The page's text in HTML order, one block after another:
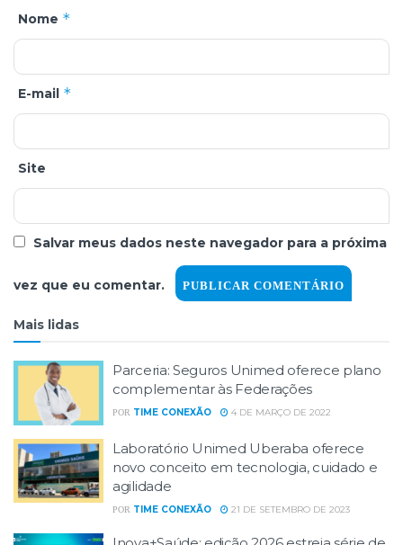
Nome *
E-mail *
Site
Salvar meus dados neste navegador para a próxima
vez que eu comentar.
Mais lidas
Parceria: Seguros Unimed oferece plano
complementar às Federações
POR TIME CONEXÃO 4 DE MARÇO DE 2022
Laboratório Unimed Uberaba oferece
novo conceito em tecnologia, cuidado e
agilidade
POR TIME CONEXÃO 21 DE SETEMBRO DE 2023